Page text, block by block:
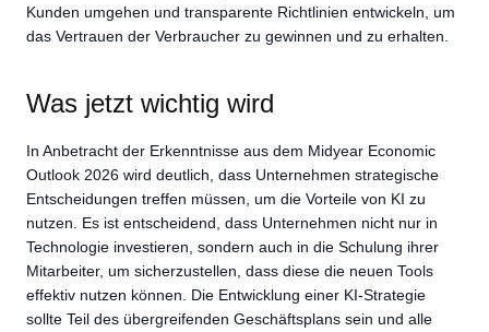
Kunden umgehen und transparente Richtlinien entwickeln, um
das Vertrauen der Verbraucher zu gewinnen und zu erhalten.
Was jetzt wichtig wird
In Anbetracht der Erkenntnisse aus dem Midyear Economic
Outlook 2026 wird deutlich, dass Unternehmen strategische
Entscheidungen treffen müssen, um die Vorteile von KI zu
nutzen. Es ist entscheidend, dass Unternehmen nicht nur in
Technologie investieren, sondern auch in die Schulung ihrer
Mitarbeiter, um sicherzustellen, dass diese die neuen Tools
effektiv nutzen können. Die Entwicklung einer KI-Strategie
sollte Teil des übergreifenden Geschäftsplans sein und alle